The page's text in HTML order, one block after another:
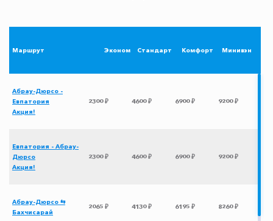
Маршрут Эконом Стандарт Комфорт Минивэн
Абрау-Дюрсо -
Евпатория
Акция!
2300 ₽ 4600 ₽ 6900 ₽ 9200 ₽
Евпатория - Абрау-
Дюрсо
Акция!
2300 ₽ 4600 ₽ 6900 ₽ 9200 ₽
Абрау-Дюрсо ⇆
Бахчисарай
2065 ₽ 4130 ₽ 6195 ₽ 8260 ₽